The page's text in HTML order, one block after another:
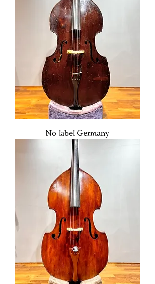
No label Germany